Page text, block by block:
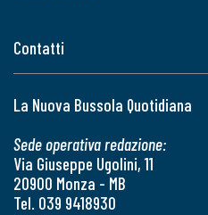
Contatti
La Nuova Bussola Quotidiana
Sede operativa redazione:
Via Giuseppe Ugolini, 11
20900 Monza - MB
Tel. 039 9418930